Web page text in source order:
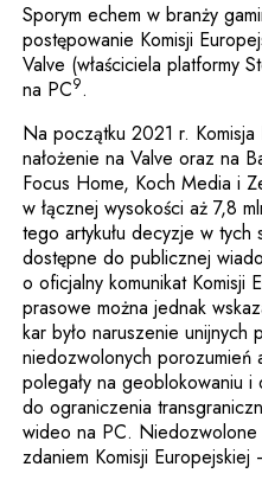
Sporym echem w branży
postępowanie Komisji
Valve (właściciela platformy
na PC9.
Na początku 2021 r. Komisja
nałożenie na Valve oraz na
Focus Home, Koch Media i
w łącznej wysokości aż 7,8
tego artykułu decyzje w tych
dostępne do publicznej
o oficjalny komunikat Komisji
prasowe można jednak
kar było naruszenie
niedozwolonych porozumień
polegały na geoblokowaniu i
do ograniczenia
wideo na PC.
zdaniem Komisji